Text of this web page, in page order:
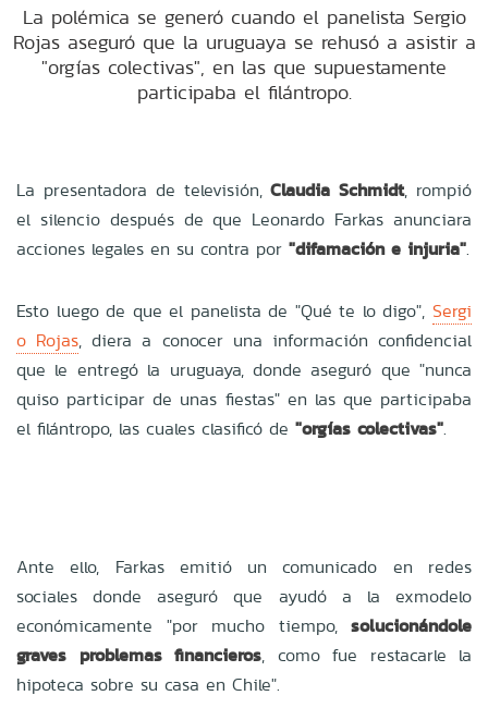
La polémica se generó cuando el panelista Sergio
Rojas aseguró que la uruguaya se rehusó a asistir a
"orgías colectivas", en las que supuestamente
participaba el filántropo.
La presentadora de televisión,Claudia Schmidt, rompió
el silencio después de que Leonardo Farkas anunciara
acciones legales en su contra por "difamación e injuria".
Esto luego de que el panelista de "Qué te lo digo", Sergi
o Rojas, diera a conocer una información confidencial
que le entregó la uruguaya, donde aseguró que "nunca
quiso participar de unas fiestas" en las que participaba
el filántropo, las cuales clasificó de "orgías colectivas".
Ante ello, Farkas emitió un comunicado en redes
sociales donde aseguró que ayudó a la exmodelo
económicamente "por mucho tiempo, solucionándole
graves problemas financieros, como fue restacarle la
hipoteca sobre su casa en Chile".